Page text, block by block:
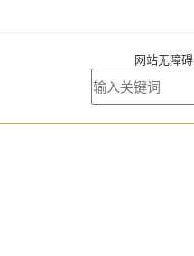
网站无障碍